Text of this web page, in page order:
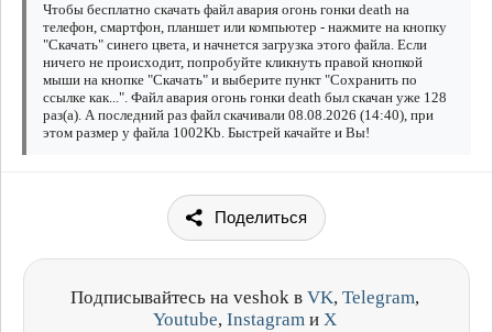
Чтобы бесплатно скачать файл авария огонь гонки death на
телефон, смартфон, планшет или компьютер - нажмите на кнопку
"Скачать" синего цвета, и начнется загрузка этого файла. Если
ничего не происходит, попробуйте кликнуть правой кнопкой
мыши на кнопке "Скачать" и выберите пункт "Сохранить по
ссылке как...". Файл авария огонь гонки death был скачан уже 128
раз(а). А последний раз файл скачивали 08.08.2026 (14:40), при
этом размер у файла 1002Kb. Быстрей качайте и Вы!
Поделиться
Подписывайтесь на veshok в VK, Telegram,
Youtube, Instagram и X